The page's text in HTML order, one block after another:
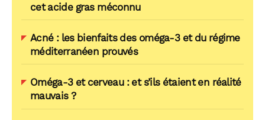
cet acide gras méconnu
Acné : les bienfaits des oméga-3 et du régime
méditerranéen prouvés
Oméga-3 et cerveau : et s’ils étaient en réalité
mauvais ?